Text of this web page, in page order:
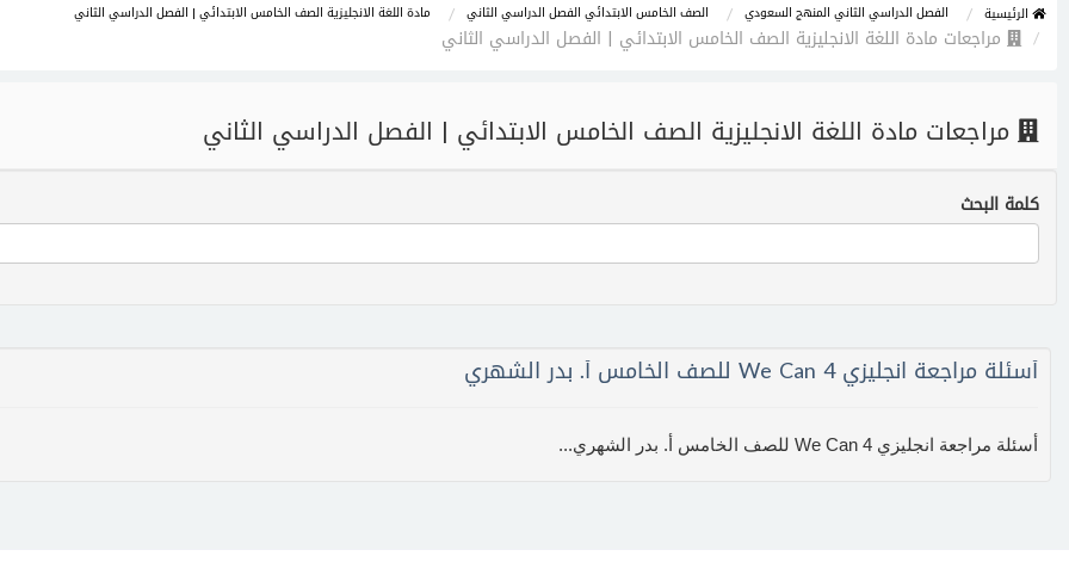
الرئيسية الفصل الدراسي الثاني المنهج السعودي الصف الخامس الابتدائي الفصل الدراسي الثاني مادة اللغة الانجليزية الصف الخامس الابتدائي | الفصل الدراسي الثاني
مراجعات مادة اللغة الانجليزية الصف الخامس الابتدائي | الفصل الدراسي الثاني
مراجعات مادة اللغة الانجليزية الصف الخامس الابتدائي | الفصل الدراسي الثاني
كلمة البحث
أسئلة مراجعة انجليزي We Can 4 للصف الخامس أ. بدر الشهري
أسئلة مراجعة انجليزي We Can 4 للصف الخامس أ. بدر الشهري...